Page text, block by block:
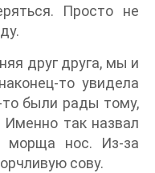
Просто не
друг друга, мы и
то увидела
были рады тому,
Именно так назвал
морща нос. Из-за
сову.